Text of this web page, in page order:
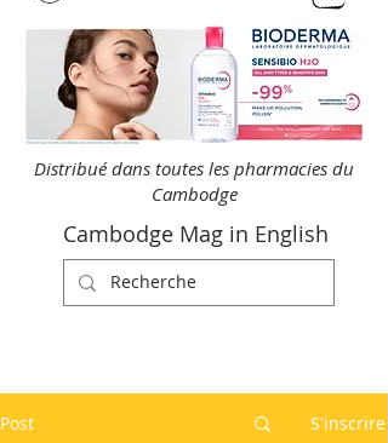
Distribué dans toutes les pharmacies du
Cambodge
Cambodge Mag in English
Post S'inscrire